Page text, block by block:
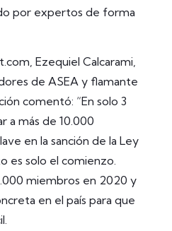
por expertos de forma
Ezequiel Calcarami,
de ASEA y flamante
comentó: “En solo 3
a más de 10.000
en la sanción de la Ley
es solo el comienzo.
miembros en 2020 y
en el país para que